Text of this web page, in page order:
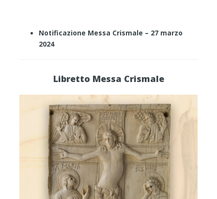
Notificazione Messa Crismale – 27 marzo
2024
Libretto Messa Crismale